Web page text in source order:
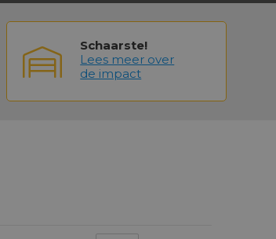
Schaarste!
Lees meer over
de impact